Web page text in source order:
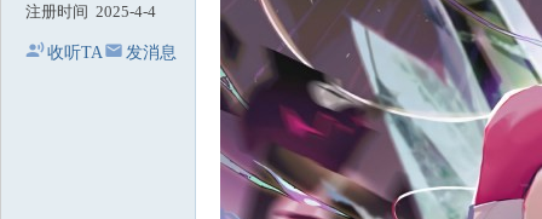
注册时间 2025-4-4
收听TA 发消息